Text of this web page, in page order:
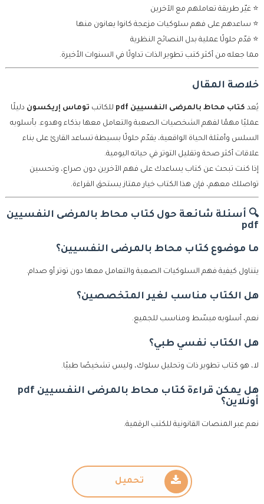
⭐ غيّر طريقة تعاملهم مع الآخرين
⭐ ساعدهم على فهم سلوكيات مزعجة كانوا يعانون منها
⭐ قدّم حلولًا عملية بدل النصائح النظرية
مما جعله من أكثر كتب تطوير الذات تداولًا في السنوات الأخيرة.
خلاصة المقال
يُعد كتاب محاط بالمرضى النفسيين pdf للكاتب توماس إريكسون دليلًا
عمليًا مهمًا لفهم الشخصيات الصعبة والتعامل معها بذكاء وهدوء. بأسلوبه
السلس وأمثلة الحياة الواقعية، يقدّم حلولًا بسيطة تساعد القارئ على بناء
علاقات أكثر صحة وتقليل التوتر في حياته اليومية.
إذا كنت تبحث عن كتاب يساعدك على فهم الآخرين دون صراع، وتحسين
تواصلك معهم، فإن هذا الكتاب خيار ممتاز يستحق القراءة.
🔍 أسئلة شائعة حول كتاب محاط بالمرضى النفسيين
pdf
ما موضوع كتاب محاط بالمرضى النفسيين؟
يتناول كيفية فهم السلوكيات الصعبة والتعامل معها دون توتر أو صدام.
هل الكتاب مناسب لغير المتخصصين؟
نعم، أسلوبه مبسّط ومناسب للجميع.
هل الكتاب نفسي طبي؟
لا، هو كتاب تطوير ذات وتحليل سلوك، وليس تشخيصًا طبيًا.
هل يمكن قراءة كتاب محاط بالمرضى النفسيين pdf
أونلاين؟
نعم عبر المنصات القانونية للكتب الرقمية.
تحميل